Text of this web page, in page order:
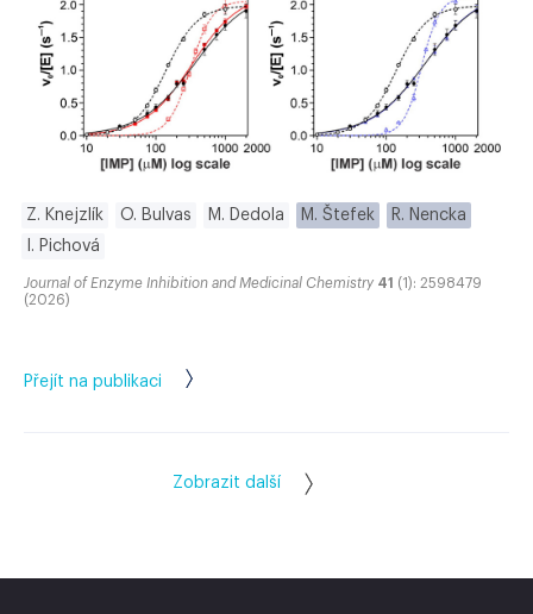
Z. Knejzlík O. Bulvas M. Dedola M. Štefek
R. Nencka
I. Pichová
Journal of Enzyme Inhibition and Medicinal Chemistry 41 (1): 2598479
(2026)
Přejít na publikaci
Zobrazit další